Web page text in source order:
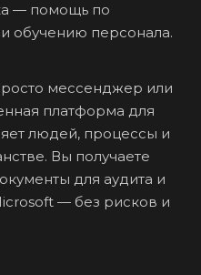
— помощь по
обучению персонала.
мессенджер или
платформа для
людей, процессы и
Вы получаете
для аудита и
— без рисков и